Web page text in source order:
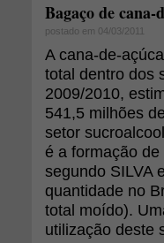
Bagaço de
postado em 04/03/2011
A cana-de-
total dentro dos
2009/2010,
541,5 milhões
setor
é a formação
segundo SILVA
quantidade no
total moído).
utilização deste